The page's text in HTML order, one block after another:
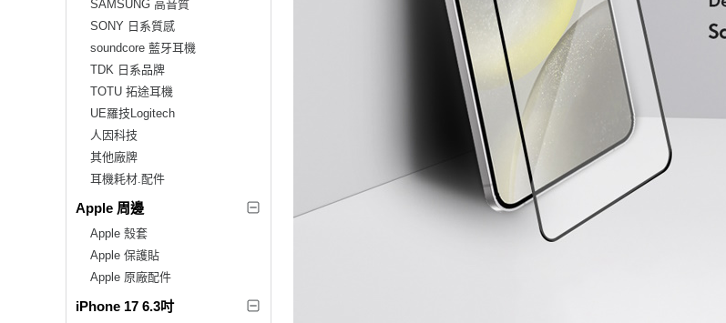
SAMSUNG 高音質
SONY 日系質感
soundcore 藍牙耳機
TDK 日系品牌
TOTU 拓途耳機
UE羅技Logitech
人因科技
其他廠牌
耳機耗材.配件
Apple 周邊
Apple 殼套
Apple 保護貼
Apple 原廠配件
iPhone 17 6.3吋